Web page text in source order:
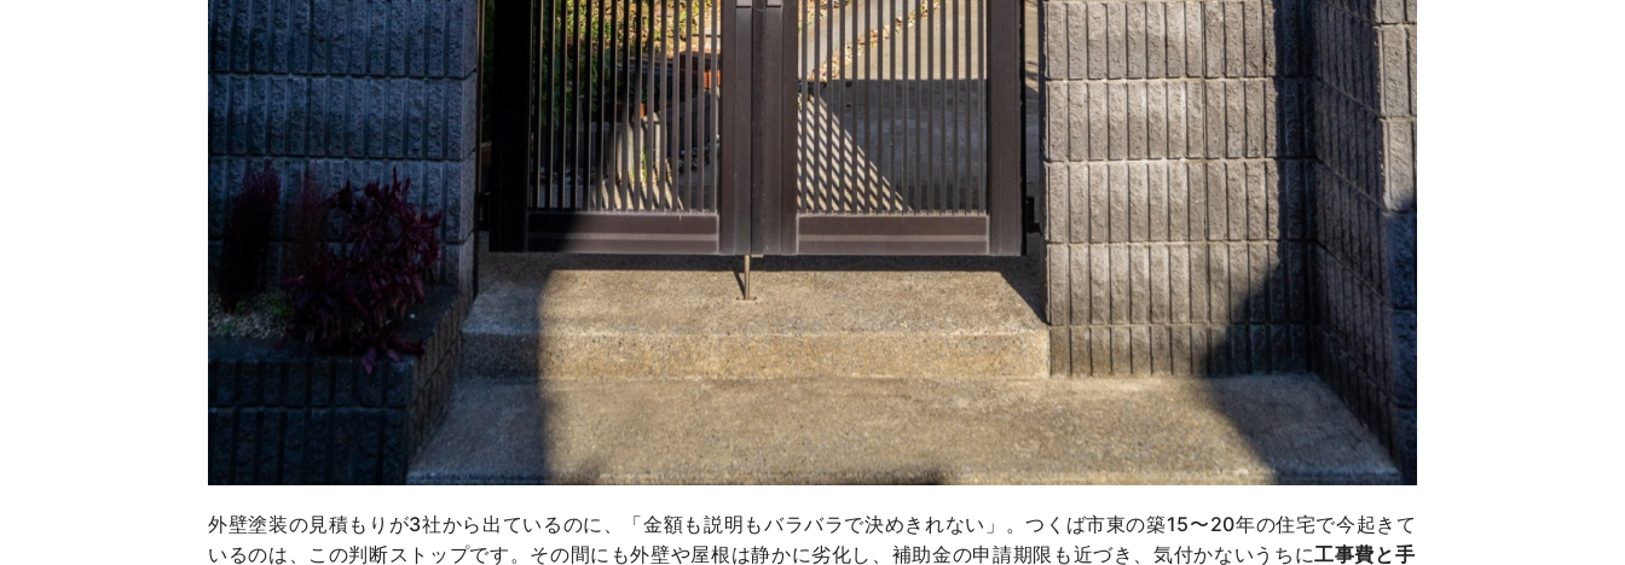
外壁塗装の見積もりが3社から出ているのに、「金額も説明もバラバラで決めきれない」。つくば市東の築15〜20年の住宅で今起きて
いるのは、この判断ストップです。その間にも外壁や屋根は静かに劣化し、補助金の申請期限も近づき、気付かないうちに工事費と手